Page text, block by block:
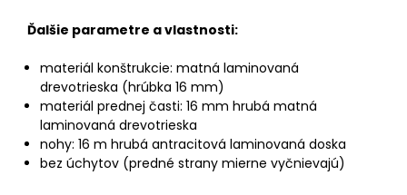
Ďalšie parametre a vlastnosti:
materiál konštrukcie: matná laminovaná
drevotrieska (hrúbka 16 mm)
materiál prednej časti: 16 mm hrubá matná
laminovaná drevotrieska
nohy: 16 m hrubá antracitová laminovaná doska
bez úchytov (predné strany mierne vyčnievajú)